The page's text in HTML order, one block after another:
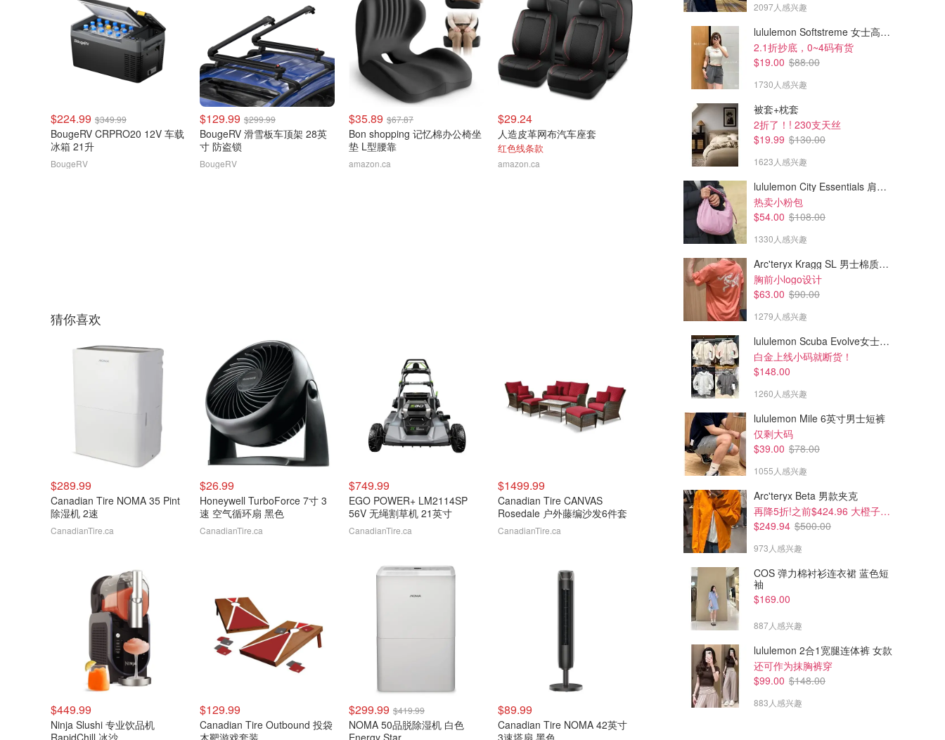
$224.99 $349.99
BougeRV CRPRO20 12V 车载
冰箱 21升
BougeRV
$129.99 $299.99
BougeRV 滑雪板车顶架 28英
寸 防盗锁
BougeRV
$35.89 $67.87
Bon shopping 记忆棉办公椅坐
垫 L型腰靠
amazon.ca
$29.24
人造皮革网布汽车座套
红色线条款
amazon.ca
人造皮革网布汽车座套
灰色线条款
$29.24
仿皮+网眼汽车座椅套套装
纯黑色款
amazon.ca
猜你喜欢
$289.99
Canadian Tire NOMA 35 Pint
除湿机 2速
CanadianTire.ca
$26.99
Honeywell TurboForce 7寸 3
速 空气循环扇 黑色
CanadianTire.ca
$749.99
EGO POWER+ LM2114SP
56V 无绳割草机 21英寸
CanadianTire.ca
$1499.99
Canadian Tire CANVAS
Rosedale 户外藤编沙发6件套
CanadianTire.ca
$449.99
Ninja Slushi 专业饮品机
RapidChill 冰沙
$129.99
Canadian Tire Outbound 投袋
木靶游戏套装
$299.99 $419.99
NOMA 50品脱除湿机 白色
Energy Star
$89.99
Canadian Tire NOMA 42英寸
3速塔扇 黑色
2097人感兴趣
lululemon Softstreme 女士高腰短裤 10cm
2.1折抄底，0~4码有货
$19.00 $88.00
1730人感兴趣
被套+枕套
2折了！! 230支天丝
$19.99 $130.00
1623人感兴趣
lululemon City Essentials 肩背包 4L
热卖小粉包
$54.00 $108.00
1330人感兴趣
Arc'teryx Kragg SL 男士棉质短袖T恤
胸前小logo设计
$63.00 $90.00
1279人感兴趣
lululemon Scuba Evolve女士连帽卫衣 全拉链
白金上线小码就断货！
$148.00
1260人感兴趣
lululemon Mile 6英寸男士短裤
仅剩大码
$39.00 $78.00
1055人感兴趣
Arc'teryx Beta 男款夹克
再降5折!之前$424.96 大橙子好显白 蹲补
$249.94 $500.00
973人感兴趣
COS 弹力棉衬衫连衣裙 蓝色短
袖
$169.00
887人感兴趣
lululemon 2合1宽腿连体裤 女款
还可作为抹胸裤穿
$99.00 $148.00
883人感兴趣